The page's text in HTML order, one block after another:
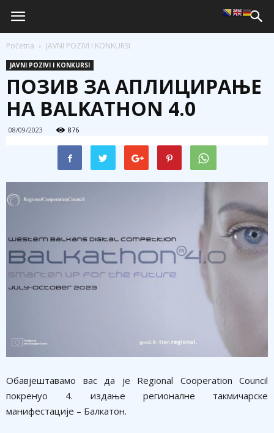
Početna JAVNI POZIVI I KONKURSI
JAVNI POZIVI I KONKURSI
ПОЗИВ ЗА АПЛИЦИРАЊЕ
НА BALKATHON 4.0
08/09/2023 876
​Обавјештавамо вас да је Regional Cooperation Council
покренуо 4. издање регионалне такмичарске
манифестације – Балкатон.